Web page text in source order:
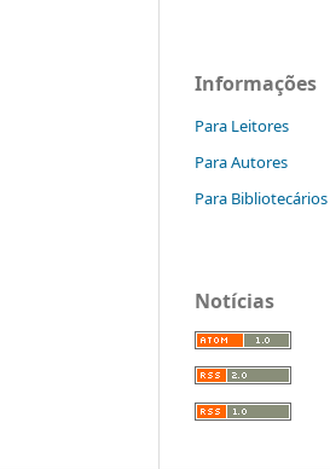
Informações
Para Leitores
Para Autores
Para Bibliotecários
Notícias